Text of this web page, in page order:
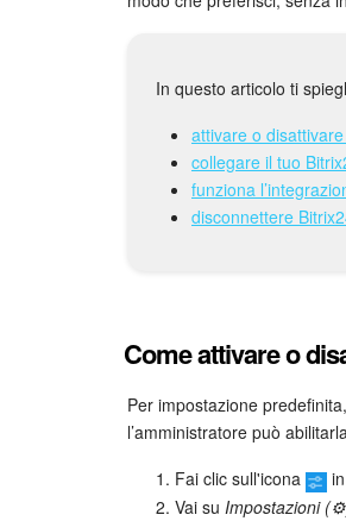
In questo articolo ti
attivare o
collegare il tuo
funziona
disconnettere
Come attivare o
Per impostazione
l’amministratore può
Fai clic sull'icona
Vai su Impostazioni